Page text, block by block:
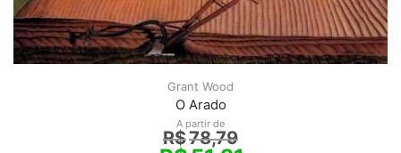
Grant Wood
O Arado
A partir de
R$78,79